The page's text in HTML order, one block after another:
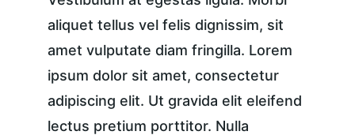
aliquet tellus vel felis dignissim, sit
amet vulputate diam fringilla. Lorem
ipsum dolor sit amet, consectetur
adipiscing elit. Ut gravida elit eleifend
lectus pretium porttitor. Nulla